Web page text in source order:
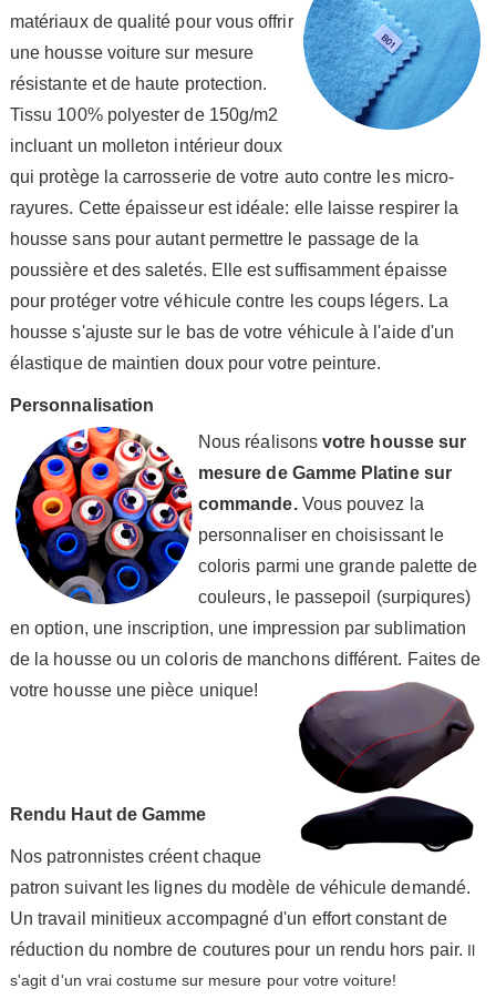
matériaux de qualité pour vous offrir
une housse voiture sur mesure
résistante et de haute protection.
Tissu 100% polyester de 150g/m2
incluant un molleton intérieur doux
qui protège la carrosserie de votre auto contre les micro-
rayures. Cette épaisseur est idéale: elle laisse respirer la
housse sans pour autant permettre le passage de la
poussière et des saletés. Elle est suffisamment épaisse
pour protéger votre véhicule contre les coups légers. La
housse s'ajuste sur le bas de votre véhicule à l'aide d'un
élastique de maintien doux pour votre peinture.
Personnalisation
Nous réalisonsvotre housse sur
mesure de Gamme Platine sur
commande.Vous pouvez la
personnaliser en choisissant le
coloris parmi une grande palette de
couleurs, le passepoil (surpiqures)
en option, une inscription, une impression par sublimation
de la housse ou un coloris de manchons différent. Faites de
votre housse une pièce unique!
Rendu Haut de Gamme
Nos patronnistes créent chaque
patron suivant les lignes du modèle de véhicule demandé.
Un travail minitieux accompagné d'un effort constant de
réduction du nombre de coutures pour un rendu hors pair. Il
s'agit d'un vrai costume sur mesure pour votre voiture!